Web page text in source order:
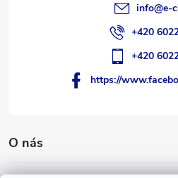
O nás
info@e-
+420
+420
https://